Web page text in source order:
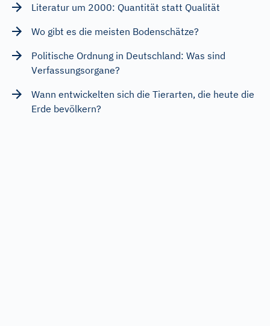
Literatur um 2000: Quantität statt Qualität
Wo gibt es die meisten Bodenschätze?
Politische Ordnung in Deutschland: Was sind
Verfassungsorgane?
Wann entwickelten sich die Tierarten, die heute die
Erde bevölkern?